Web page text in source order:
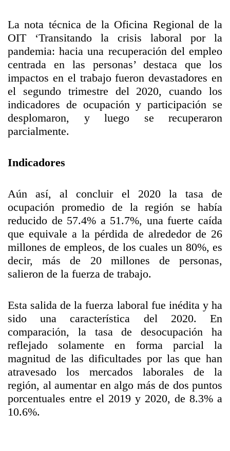
La nota técnica de la Oficina Regional de la
OIT ‘Transitando la crisis laboral por la
pandemia: hacia una recuperación del empleo
centrada en las personas’ destaca que los
impactos en el trabajo fueron devastadores en
el segundo trimestre del 2020, cuando los
indicadores de ocupación y participación se
desplomaron, y luego se recuperaron
parcialmente.
Indicadores
Aún así, al concluir el 2020 la tasa de
ocupación promedio de la región se había
reducido de 57.4% a 51.7%, una fuerte caída
que equivale a la pérdida de alrededor de 26
millones de empleos, de los cuales un 80%, es
decir, más de 20 millones de personas,
salieron de la fuerza de trabajo.
Esta salida de la fuerza laboral fue inédita y ha
sido una característica del 2020. En
comparación, la tasa de desocupación ha
reflejado solamente en forma parcial la
magnitud de las dificultades por las que han
atravesado los mercados laborales de la
región, al aumentar en algo más de dos puntos
porcentuales entre el 2019 y 2020, de 8.3% a
10.6%.